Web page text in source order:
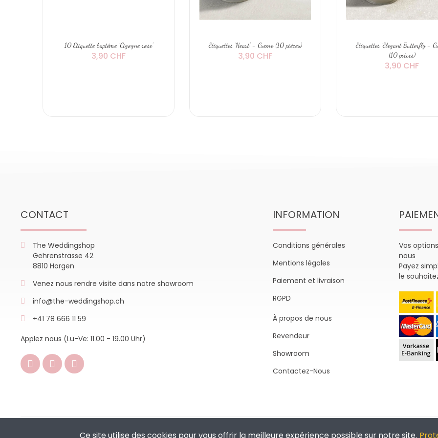
10 Etiquette baptême 'Cigogne rose'
3,90 CHF
Etiquettes 'Heart' - Creme (10 pièces)
3,90 CHF
Etiquettes 'Elegant Butterfly -
(10 pièces)
3,90 CHF
CONTACT
The Weddingshop
Gehrenstrasse 42
8810 Horgen
Venez nous rendre visite dans notre showroom
info@the-weddingshop.ch
+41 78 666 11 59
Applez nous (Lu-Ve: 11.00 - 19.00 Uhr)
INFORMATION
Conditions générales
Mentions légales
Paiement et livraison
RGPD
À propos de nous
Revendeur
Showroom
Contactez-Nous
Vos
nous
Payez
le
Copyright © 2024 - The Weddingshop | All Rights Reserved | Swissmade bytoweb GmbH
Ce site utilise des cookies pour vous offrir la meilleure expérience possible sur notre site.